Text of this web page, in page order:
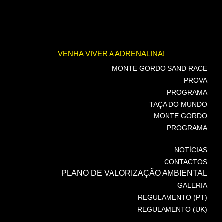
VENHA VIVER A ADRENALINA!
MONTE GORDO SAND RACE
PROVA
PROGRAMA
TAÇA DO MUNDO
MONTE GORDO
PROGRAMA
NOTÍCIAS
CONTACTOS
PLANO DE VALORIZAÇÃO AMBIENTAL
GALERIA
REGULAMENTO (PT)
REGULAMENTO (UK)